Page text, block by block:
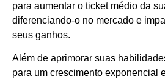
para aumentar o ticket médio da
diferenciando-o no mercado e
seus ganhos.
Além de aprimorar suas
para um crescimento exponencial